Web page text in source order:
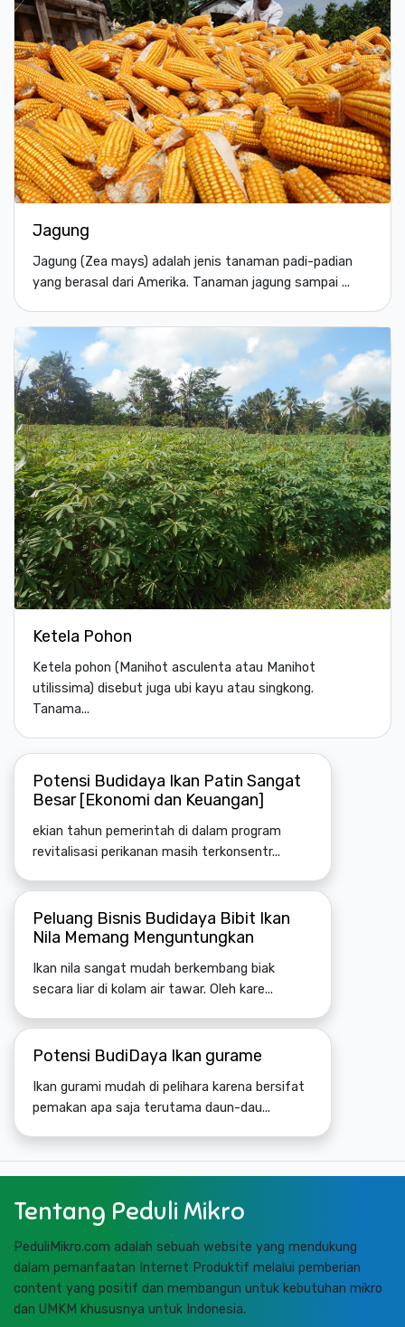
Jagung
Jagung (Zea mays) adalah jenis tanaman padi-padian
yang berasal dari Amerika. Tanaman jagung sampai ...
Ketela Pohon
Ketela pohon (Manihot asculenta atau Manihot
utilissima) disebut juga ubi kayu atau singkong.
Tanama...
Potensi Budidaya Ikan Patin Sangat
Besar [Ekonomi dan Keuangan]
ekian tahun pemerintah di dalam program
revitalisasi perikanan masih terkonsentr...
Peluang Bisnis Budidaya Bibit Ikan
Nila Memang Menguntungkan
Ikan nila sangat mudah berkembang biak
secara liar di kolam air tawar. Oleh kare...
Potensi BudiDaya Ikan gurame
Ikan gurami mudah di pelihara karena bersifat
pemakan apa saja terutama daun-dau...
Tentang Peduli Mikro
PeduliMikro.com adalah sebuah website yang mendukung
dalam pemanfaatan Internet Produktif melalui pemberian
content yang positif dan membangun untuk kebutuhan mikro
dan UMKM khususnya untuk Indonesia.